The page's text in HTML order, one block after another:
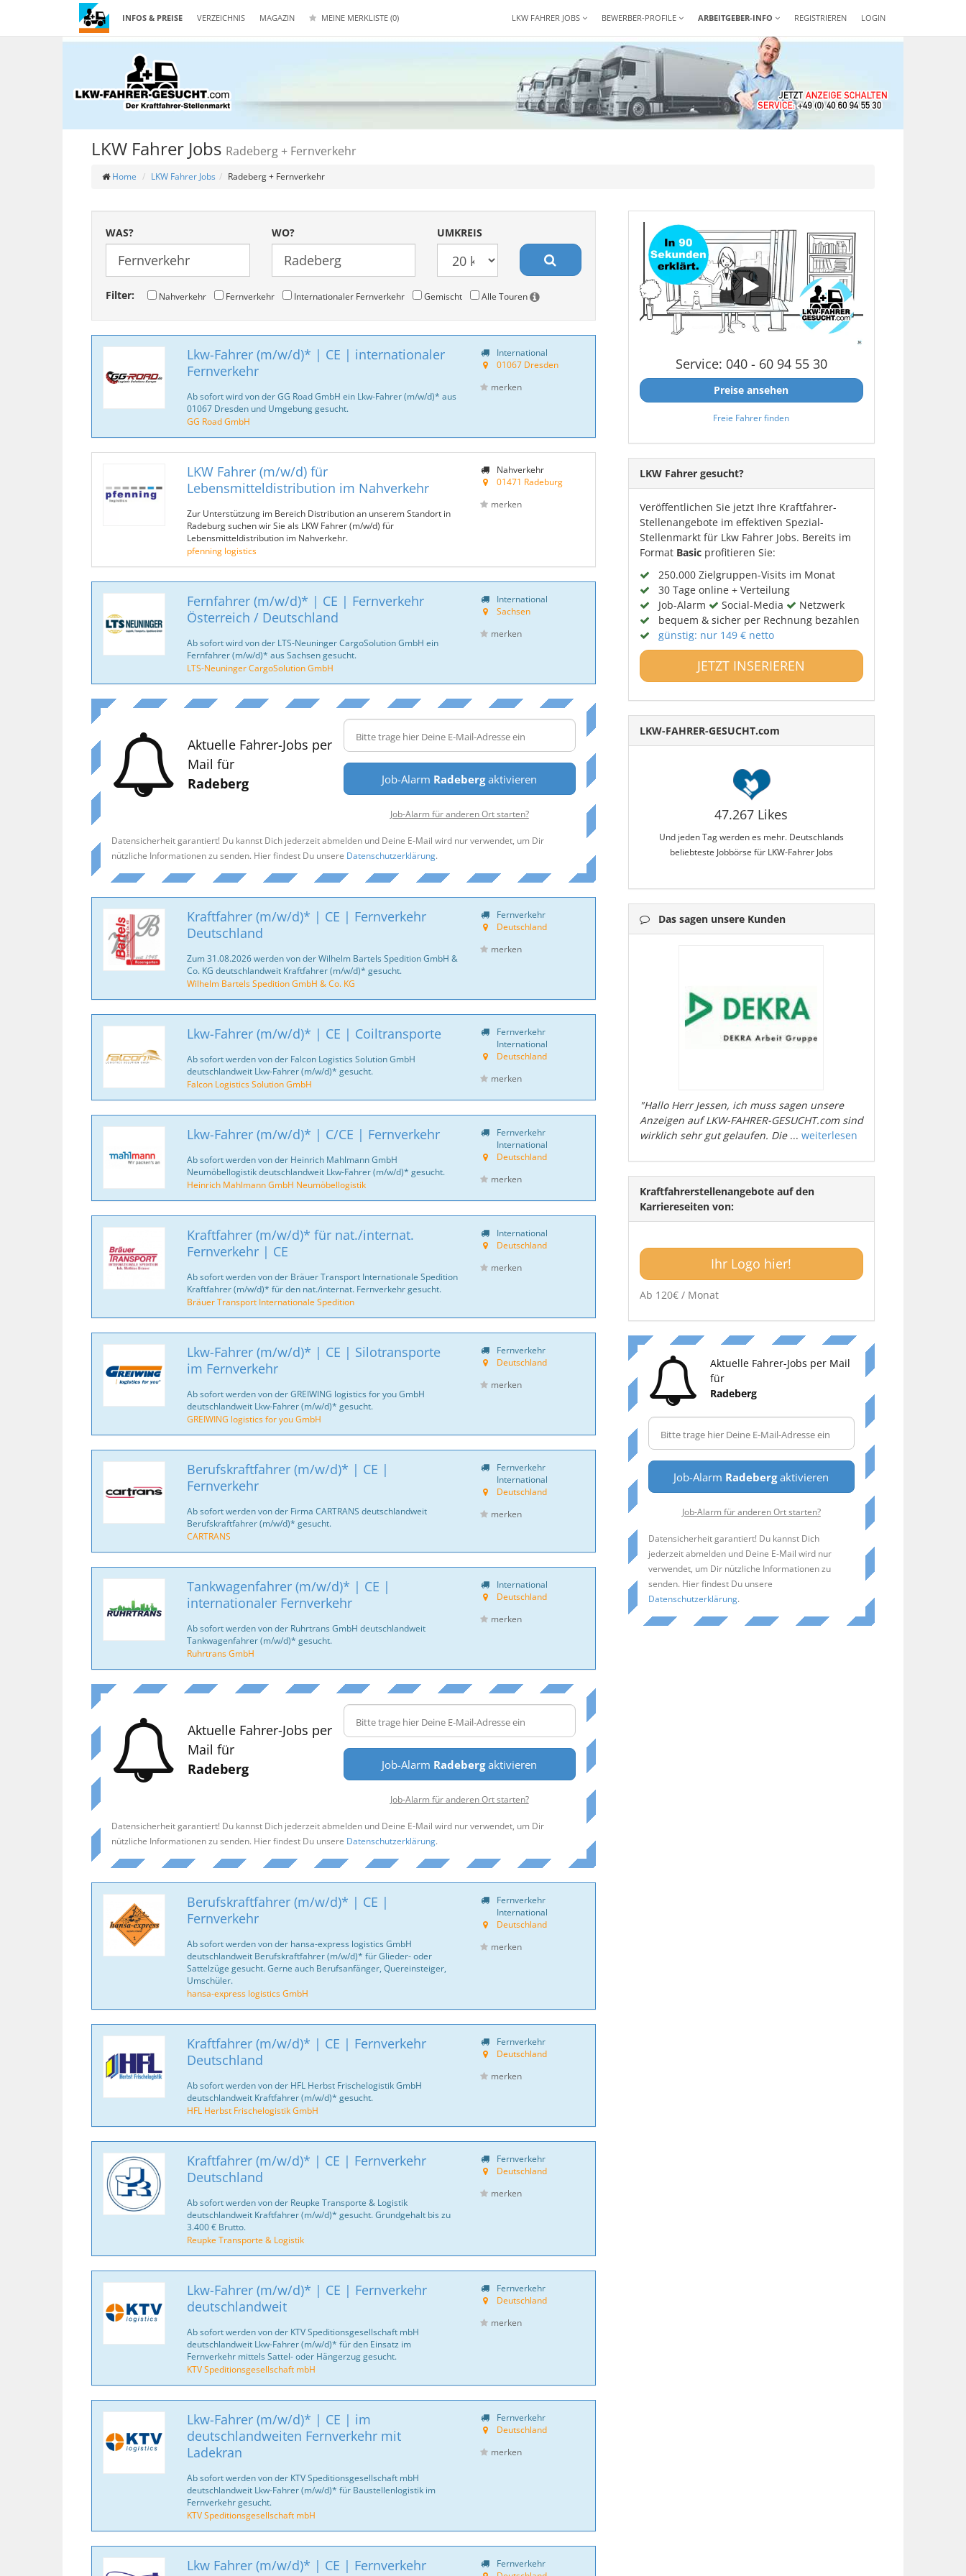
INFOS & PREISE VERZEICHNIS MAGAZIN MEINE MERKLISTE (0) REGISTRIEREN LOGIN
LKW FAHRER JOBS BEWERBER-PROFILE ARBEITGEBER-INFO
LKW Fahrer Jobs Radeberg + Fernverkehr
Home LKW Fahrer Jobs Radeberg + Fernverkehr
WAS? WO? UMKREIS
Filter: Nahverkehr Fernverkehr Internationaler Fernverkehr Gemischt Alle Touren
Lkw-Fahrer (m/w/d)* | CE | internationaler
Fernverkehr
Ab sofort wird von der GG Road GmbH ein Lkw-Fahrer (m/w/d)* aus
01067 Dresden und Umgebung gesucht.
GG Road GmbH
International
01067 Dresden
merken
LKW Fahrer (m/w/d) für
Lebensmitteldistribution im Nahverkehr
Zur Unterstützung im Bereich Distribution an unserem Standort in
Radeburg suchen wir Sie als LKW Fahrer (m/w/d) für
Lebensmitteldistribution im Nahverkehr.
pfenning logistics
Nahverkehr
01471 Radeburg
merken
Fernfahrer (m/w/d)* | CE | Fernverkehr
Österreich / Deutschland
Ab sofort wird von der LTS-Neuninger CargoSolution GmbH ein
Fernfahrer (m/w/d)* aus Sachsen gesucht.
LTS-Neuninger CargoSolution GmbH
International
Sachsen
merken
Aktuelle Fahrer-Jobs per
Mail für
Radeberg
Job-Alarm Radebergaktivieren
Job-Alarm für anderen Ort starten?
Datensicherheit garantiert! Du kannst Dich jederzeit abmelden und Deine E-Mail wird nur verwendet, um Dir
nützliche Informationen zu senden. Hier findest Du unsere Datenschutzerklärung.
Kraftfahrer (m/w/d)* | CE | Fernverkehr
Deutschland
Zum 31.08.2026 werden von der Wilhelm Bartels Spedition GmbH &
Co. KG deutschlandweit Kraftfahrer (m/w/d)* gesucht.
Wilhelm Bartels Spedition GmbH & Co. KG
Fernverkehr
Deutschland
merken
Lkw-Fahrer (m/w/d)* | CE | Coiltransporte
Ab sofort werden von der Falcon Logistics Solution GmbH
deutschlandweit Lkw-Fahrer (m/w/d)* gesucht.
Falcon Logistics Solution GmbH
Fernverkehr
International
Deutschland
merken
Lkw-Fahrer (m/w/d)* | C/CE | Fernverkehr
Ab sofort werden von der Heinrich Mahlmann GmbH
Neumöbellogistik deutschlandweit Lkw-Fahrer (m/w/d)* gesucht.
Heinrich Mahlmann GmbH Neumöbellogistik
Fernverkehr
International
Deutschland
merken
Kraftfahrer (m/w/d)* für nat./internat.
Fernverkehr | CE
Ab sofort werden von der Bräuer Transport Internationale Spedition
Kraftfahrer (m/w/d)* für den nat./internat. Fernverkehr gesucht.
Bräuer Transport Internationale Spedition
International
Deutschland
merken
Lkw-Fahrer (m/w/d)* | CE | Silotransporte
im Fernverkehr
Ab sofort werden von der GREIWING logistics for you GmbH
deutschlandweit Lkw-Fahrer (m/w/d)* gesucht.
GREIWING logistics for you GmbH
Fernverkehr
Deutschland
merken
Berufskraftfahrer (m/w/d)* | CE |
Fernverkehr
Ab sofort werden von der Firma CARTRANS deutschlandweit
Berufskraftfahrer (m/w/d)* gesucht.
CARTRANS
Fernverkehr
International
Deutschland
merken
Tankwagenfahrer (m/w/d)* | CE |
internationaler Fernverkehr
Ab sofort werden von der Ruhrtrans GmbH deutschlandweit
Tankwagenfahrer (m/w/d)* gesucht.
Ruhrtrans GmbH
International
Deutschland
merken
Aktuelle Fahrer-Jobs per
Mail für
Radeberg
Job-Alarm Radebergaktivieren
Job-Alarm für anderen Ort starten?
Datensicherheit garantiert! Du kannst Dich jederzeit abmelden und Deine E-Mail wird nur verwendet, um Dir
nützliche Informationen zu senden. Hier findest Du unsere Datenschutzerklärung.
Berufskraftfahrer (m/w/d)* | CE |
Fernverkehr
Ab sofort werden von der hansa-express logistics GmbH
deutschlandweit Berufskraftfahrer (m/w/d)* für Glieder- oder
Sattelzüge gesucht. Gerne auch Berufsanfänger, Quereinsteiger,
Umschüler.
hansa-express logistics GmbH
Fernverkehr
International
Deutschland
merken
Kraftfahrer (m/w/d)* | CE | Fernverkehr
Deutschland
Ab sofort werden von der HFL Herbst Frischelogistik GmbH
deutschlandweit Kraftfahrer (m/w/d)* gesucht.
HFL Herbst Frischelogistik GmbH
Fernverkehr
Deutschland
merken
Kraftfahrer (m/w/d)* | CE | Fernverkehr
Deutschland
Ab sofort werden von der Reupke Transporte & Logistik
deutschlandweit Kraftfahrer (m/w/d)* gesucht. Grundgehalt bis zu
3.400 € Brutto.
Reupke Transporte & Logistik
Fernverkehr
Deutschland
merken
Lkw-Fahrer (m/w/d)* | CE | Fernverkehr
deutschlandweit
Ab sofort werden von der KTV Speditionsgesellschaft mbH
deutschlandweit Lkw-Fahrer (m/w/d)* für den Einsatz im
Fernverkehr mittels Sattel- oder Hängerzug gesucht.
KTV Speditionsgesellschaft mbH
Fernverkehr
Deutschland
merken
Lkw-Fahrer (m/w/d)* | CE | im
deutschlandweiten Fernverkehr mit
Ladekran
Ab sofort werden von der KTV Speditionsgesellschaft mbH
deutschlandweit Lkw-Fahrer (m/w/d)* für Baustellenlogistik im
Fernverkehr gesucht.
KTV Speditionsgesellschaft mbH
Fernverkehr
Deutschland
merken
Lkw Fahrer (m/w/d)* | CE | Fernverkehr
Fernverkehr
Service: 040 - 60 94 55 30
Preise ansehen
Freie Fahrer finden
LKW Fahrer gesucht?
Veröffentlichen Sie jetzt Ihre Kraftfahrer-
Stellenangebote im effektiven Spezial-
Stellenmarkt für Lkw Fahrer Jobs. Bereits im
Format Basicprofitieren Sie:
250.000 Zielgruppen-Visits im Monat
30 Tage online + Verteilung
Job-Alarm
Social-Media
Netzwerk
bequem & sicher per Rechnung bezahlen
günstig: nur 149 € netto
JETZT INSERIEREN
LKW-FAHRER-GESUCHT.com
47.267 Likes
Und jeden Tag werden es mehr. Deutschlands
beliebteste Jobbörse für LKW-Fahrer Jobs
Das sagen unsere Kunden
"Hallo Herr Jessen, ich muss sagen unsere
Anzeigen auf LKW-FAHRER-GESUCHT.com sind
wirklich sehr gut gelaufen. Die... weiterlesen
Kraftfahrerstellenangebote auf den
Karriereseiten von:
Ihr Logo hier!
Ab 120€ / Monat
Aktuelle Fahrer-Jobs per Mail
für
Radeberg
Job-Alarm Radebergaktivieren
Job-Alarm für anderen Ort starten?
Datensicherheit garantiert! Du kannst Dich
jederzeit abmelden und Deine E-Mail wird nur
verwendet, um Dir nützliche Informationen zu
senden. Hier findest Du unsere
Datenschutzerklärung.